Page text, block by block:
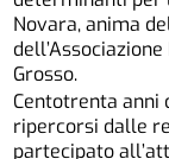
Novara, anima
Grosso.
Centotrenta
ripercorsi dalle
partecipato